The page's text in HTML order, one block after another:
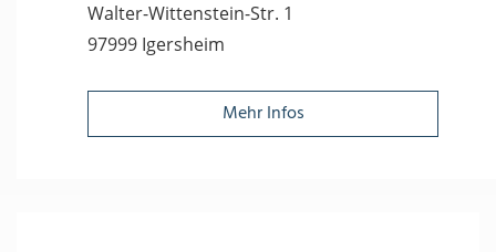
Walter-Wittenstein-Str. 1
97999 Igersheim
Mehr Infos